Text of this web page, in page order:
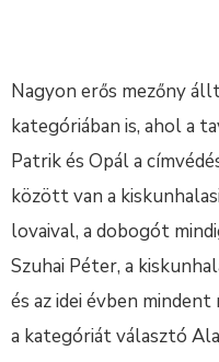
Nagyon erős mezőny
kategóriában is, ahol a
Patrik és Opál a
között van a
lovaival, a dobogót
Szuhai Péter, a
és az idei évben
a kategóriát választó